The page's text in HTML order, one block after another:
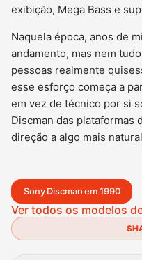
exibição, Mega Bass e
Naquela época, anos de
andamento, mas nem
pessoas realmente
esse esforço começa a
em vez de técnico por si
Discman das plataformas
direção a algo mais
Sony Discman em 1990
Ver todos os modelos